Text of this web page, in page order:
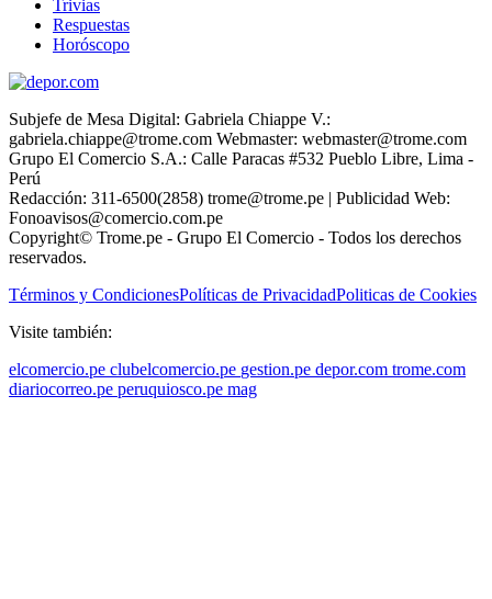
Trivias
Respuestas
Horóscopo
Subjefe de Mesa Digital: Gabriela Chiappe V.:
gabriela.chiappe@trome.com Webmaster: webmaster@trome.com
Grupo El Comercio S.A.: Calle Paracas #532 Pueblo Libre, Lima -
Perú
Redacción: 311-6500(2858) trome@trome.pe | Publicidad Web:
Fonoavisos@comercio.com.pe
Copyright© Trome.pe - Grupo El Comercio - Todos los derechos
reservados.
Términos y CondicionesPolíticas de PrivacidadPoliticas de Cookies
Visite también:
elcomercio.pe clubelcomercio.pe gestion.pe depor.com trome.com
diariocorreo.pe peruquiosco.pe mag